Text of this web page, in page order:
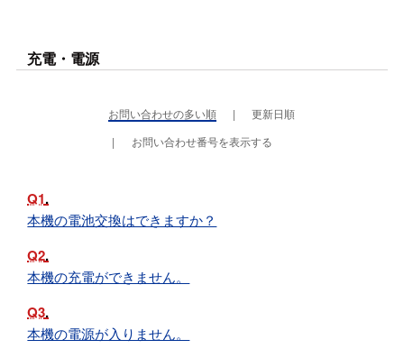
充電・電源
お問い合わせの多い順
更新日順
お問い合わせ番号を表示する
Q1
本機の電池交換はできますか？
Q2
本機の充電ができません。
Q3
本機の電源が入りません。